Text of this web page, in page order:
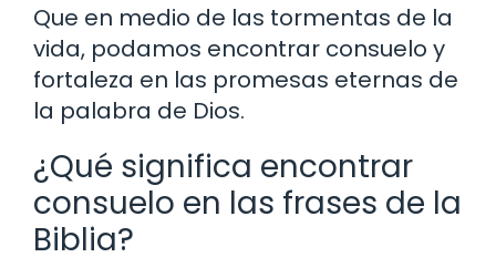
Que en medio de las tormentas de la
vida, podamos encontrar consuelo y
fortaleza en las promesas eternas de
la palabra de Dios.
¿Qué significa encontrar
consuelo en las frases de la
Biblia?